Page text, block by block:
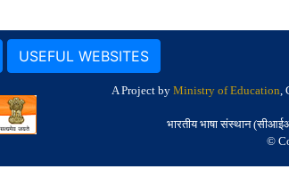
USEFUL WEBSITES
A Project by Ministry of Education,
भारतीय भाषा संस्थान
©